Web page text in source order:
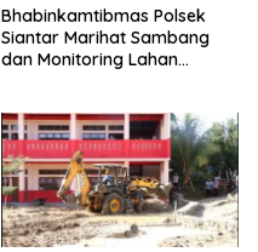
Bhabinkamtibmas Polsek
Siantar Marihat Sambang
dan Monitoring Lahan